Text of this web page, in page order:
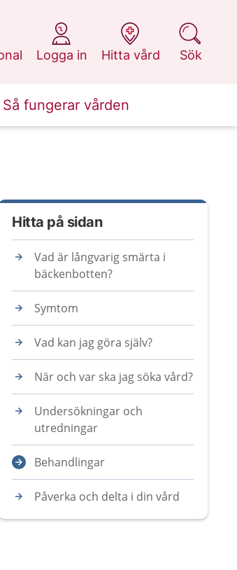
Logga in
på 1177.se
Hitta vård
på 1177.se
Sök
på 1177.se
Så fungerar vården
Hitta på sidan
Vad är långvarig smärta i
bäckenbotten?
Symtom
Vad kan jag göra själv?
När och var ska jag söka vård?
Undersökningar och
utredningar
Behandlingar
Påverka och delta i din vård